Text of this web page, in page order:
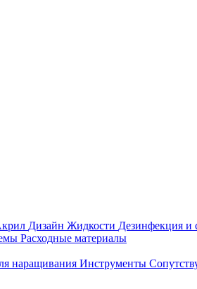
Дизайн Жидкости Дезинфекция и
Расходные материалы
наращивания Инструменты